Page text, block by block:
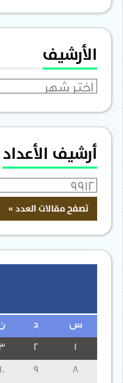
الأرشيف
الأرشيف
أرشيف الأعداد
س ن
3